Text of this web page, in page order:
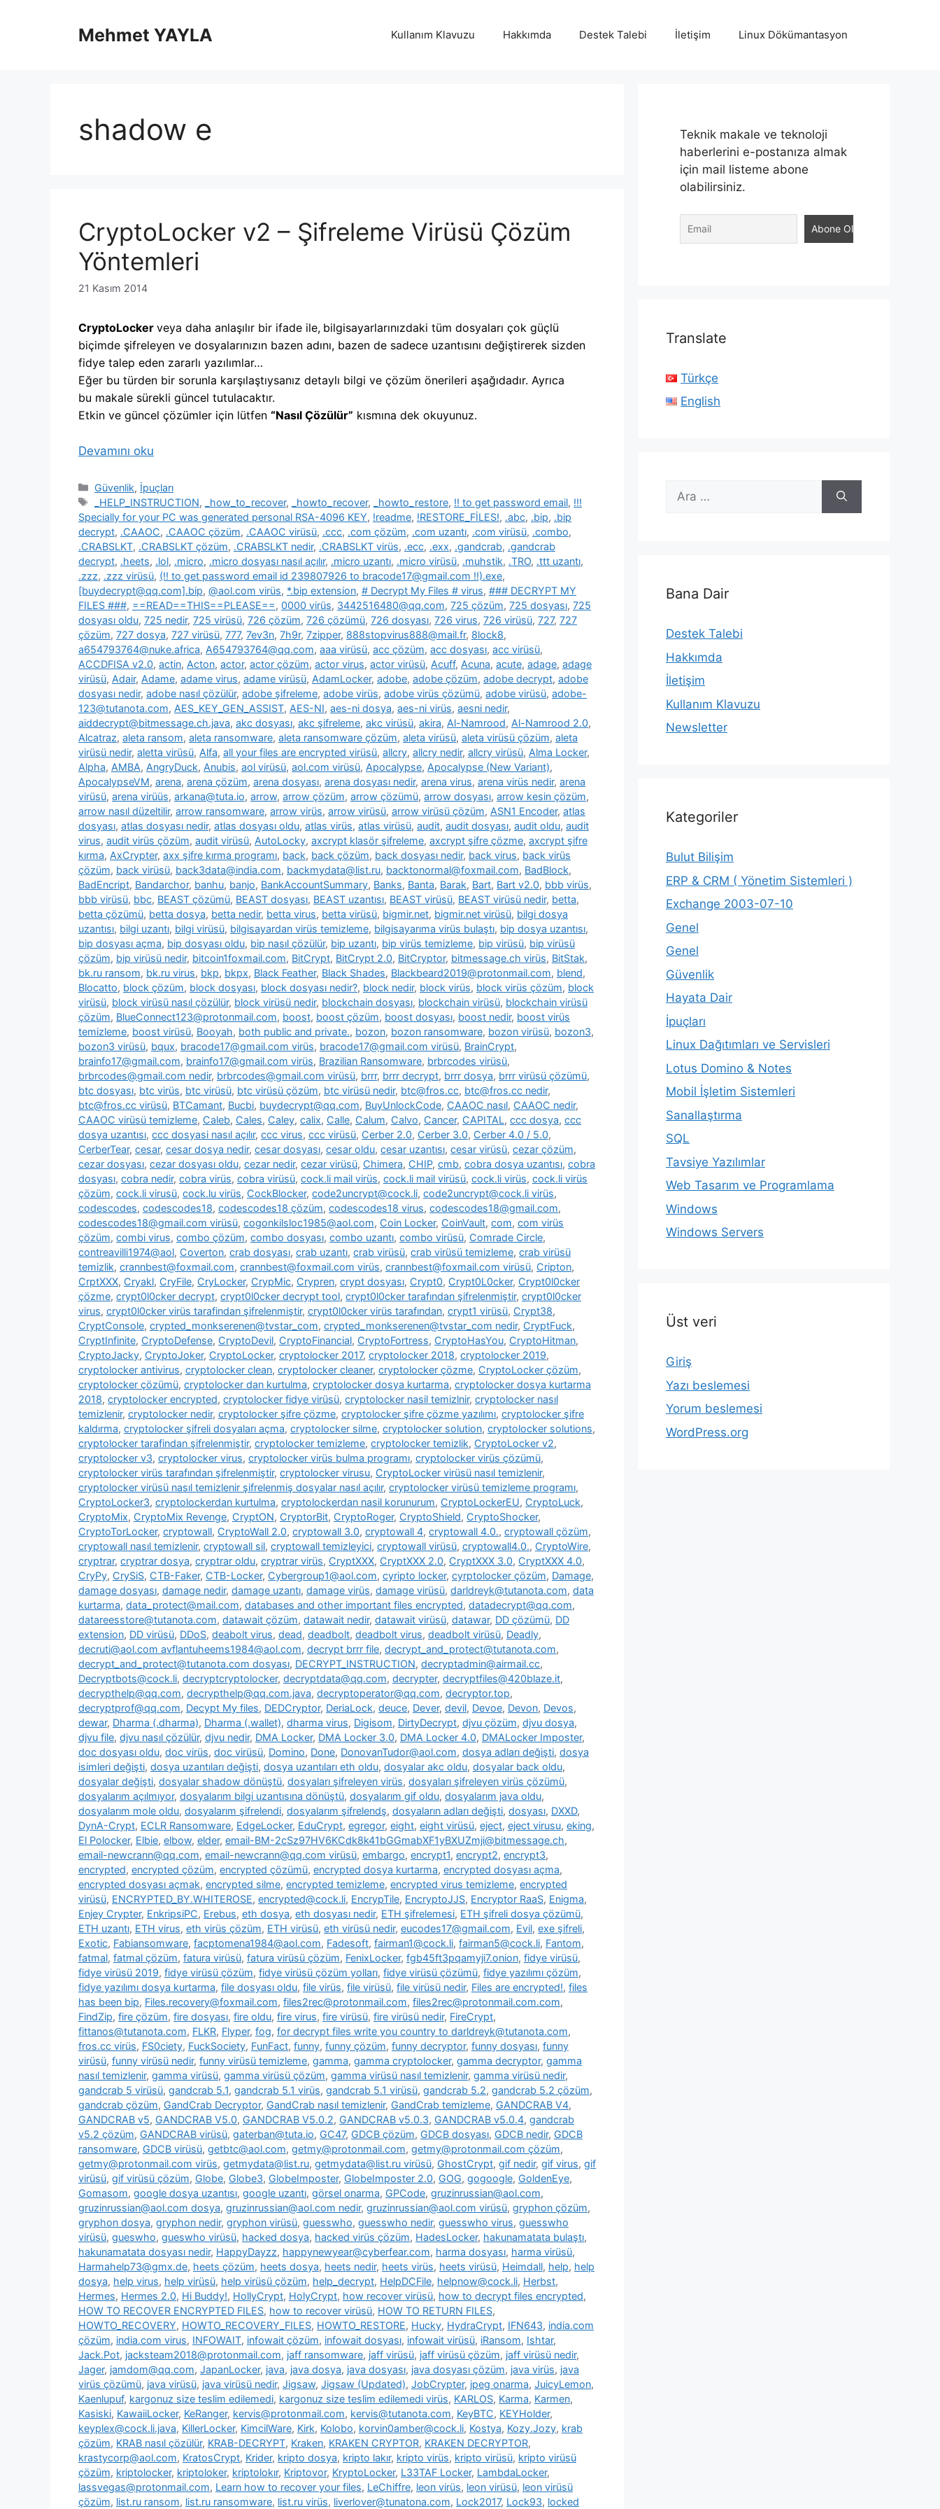
Mehmet YAYLA Kullanım Klavuzu Hakkımda Destek Talebi İletişim Linux Dökümantasyon
shadow e
CryptoLocker v2 – Şifreleme Virüsü Çözüm
Yöntemleri
21 Kasım 2014
CryptoLocker veya daha anlaşılır bir ifade ile, bilgisayarlarınızdaki tüm dosyaları çok güçlü
biçimde şifreleyen ve dosyalarınızın bazen adını, bazen de sadece uzantısını değiştirerek sizden
fidye talep eden zararlı yazılımlar…
Eğer bu türden bir sorunla karşılaştıysanız detaylı bilgi ve çözüm önerileri aşağıdadır. Ayrıca
bu makale sürekli güncel tutulacaktır.
Etkin ve güncel çözümler için lütfen “Nasıl Çözülür” kısmına dek okuyunuz.
Devamını oku
Kategoriler
Güvenlik, İpuçları
Etiketler
_HELP_INSTRUCTION, _how_to_recover, _howto_recover, _howto_restore, !! to get password email, !!!
Specially for your PC was generated personal RSA-4096 KEY, !readme, !RESTORE_FİLES!, .abc, .bip, .bip
decrypt, .CAAOC, .CAAOC çözüm, .CAAOC virüsü, .ccc, .com çözüm, .com uzantı, .com virüsü, .combo,
.CRABSLKT, .CRABSLKT çözüm, .CRABSLKT nedir, .CRABSLKT virüs, .ecc, .exx, .gandcrab, .gandcrab
decrypt, .heets, .lol, .micro, .micro dosyası nasıl açılır, .micro uzantı, .micro virüsü, .muhstik, .TRO, .ttt uzantı,
.zzz, .zzz virüsü, (!! to get password email id 239807926 to bracode17@gmail.com !!).exe,
[buydecrypt@qq.com].bip, @aol.com virüs, *.bip extension, # Decrypt My Files # virus, ### DECRYPT MY
FILES ###, ==READ==THIS==PLEASE==, 0000 virüs, 3442516480@qq.com, 725 çözüm, 725 dosyası, 725
dosyası oldu, 725 nedir, 725 virüsü, 726 çözüm, 726 çözümü, 726 dosyası, 726 virus, 726 virüsü, 727, 727
çözüm, 727 dosya, 727 virüsü, 777, 7ev3n, 7h9r, 7zipper, 888stopvirus888@mail.fr, 8lock8,
a654793764@nuke.africa, A654793764@qq.com, aaa virüsü, acc çözüm, acc dosyası, acc virüsü,
ACCDFISA v2.0, actin, Acton, actor, actor çözüm, actor virus, actor virüsü, Acuff, Acuna, acute, adage, adage
virüsü, Adair, Adame, adame virus, adame virüsü, AdamLocker, adobe, adobe çözüm, adobe decrypt, adobe
dosyası nedir, adobe nasıl çözülür, adobe şifreleme, adobe virüs, adobe virüs çözümü, adobe virüsü, adobe-
123@tutanota.com, AES_KEY_GEN_ASSIST, AES-NI, aes-ni dosya, aes-ni virüs, aesni nedir,
aiddecrypt@bitmessage.ch.java, akc dosyası, akc şifreleme, akc virüsü, akira, Al-Namrood, Al-Namrood 2.0,
Alcatraz, aleta ransom, aleta ransomware, aleta ransomware çözüm, aleta virüsü, aleta virüsü çözüm, aleta
virüsü nedir, aletta virüsü, Alfa, all your files are encrypted virüsü, allcry, allcry nedir, allcry virüsü, Alma Locker,
Alpha, AMBA, AngryDuck, Anubis, aol virüsü, aol.com virüsü, Apocalypse, Apocalypse (New Variant),
ApocalypseVM, arena, arena çözüm, arena dosyası, arena dosyası nedir, arena virus, arena virüs nedir, arena
virüsü, arena virüüs, arkana@tuta.io, arrow, arrow çözüm, arrow çözümü, arrow dosyası, arrow kesin çözüm,
arrow nasıl düzeltilir, arrow ransomware, arrow virüs, arrow virüsü, arrow virüsü çözüm, ASN1 Encoder, atlas
dosyası, atlas dosyası nedir, atlas dosyası oldu, atlas virüs, atlas virüsü, audit, audit dosyası, audit oldu, audit
virus, audit virüs çözüm, audit virüsü, AutoLocky, axcrypt klasör şifreleme, axcrypt şifre çözme, axcrypt şifre
kırma, AxCrypter, axx şifre kırma programı, back, back çözüm, back dosyası nedir, back virus, back virüs
çözüm, back virüsü, back3data@india.com, backmydata@list.ru, backtonormal@foxmail.com, BadBlock,
BadEncript, Bandarchor, banhu, banjo, BankAccountSummary, Banks, Banta, Barak, Bart, Bart v2.0, bbb virüs,
bbb virüsü, bbc, BEAST çözümü, BEAST dosyası, BEAST uzantısı, BEAST virüsü, BEAST virüsü nedir, betta,
betta çözümü, betta dosya, betta nedir, betta virus, betta virüsü, bigmir.net, bigmir.net virüsü, bilgi dosya
uzantısı, bilgi uzantı, bilgi virüsü, bilgisayardan virüs temizleme, bilgisayarıma virüs bulaştı, bip dosya uzantısı,
bip dosyası açma, bip dosyası oldu, bip nasıl çözülür, bip uzantı, bip virüs temizleme, bip virüsü, bip virüsü
çözüm, bip virüsü nedir, bitcoin1foxmail.com, BitCrypt, BitCrypt 2.0, BitCryptor, bitmessage.ch virüs, BitStak,
bk.ru ransom, bk.ru virus, bkp, bkpx, Black Feather, Black Shades, Blackbeard2019@protonmail.com, blend,
Blocatto, block çözüm, block dosyası, block dosyası nedir?, block nedir, block virüs, block virüs çözüm, block
virüsü, block virüsü nasıl çözülür, block virüsü nedir, blockchain dosyası, blockchain virüsü, blockchain virüsü
çözüm, BlueConnect123@protonmail.com, boost, boost çözüm, boost dosyası, boost nedir, boost virüs
temizleme, boost virüsü, Booyah, both public and private., bozon, bozon ransomware, bozon virüsü, bozon3,
bozon3 virüsü, bqux, bracode17@gmail.com virüs, bracode17@gmail.com virüsü, BrainCrypt,
brainfo17@gmail.com, brainfo17@gmail.com virüs, Brazilian Ransomware, brbrcodes virüsü,
brbrcodes@gmail.com nedir, brbrcodes@gmail.com virüsü, brrr, brrr decrypt, brrr dosya, brrr virüsü çözümü,
btc dosyası, btc virüs, btc virüsü, btc virüsü çözüm, btc virüsü nedir, btc@fros.cc, btc@fros.cc nedir,
btc@fros.cc virüsü, BTCamant, Bucbi, buydecrypt@qq.com, BuyUnlockCode, CAAOC nasıl, CAAOC nedir,
CAAOC virüsü temizleme, Caleb, Cales, Caley, calix, Calle, Calum, Calvo, Cancer, CAPITAL, ccc dosya, ccc
dosya uzantısı, ccc dosyasi nasıl açılır, ccc virus, ccc virüsü, Cerber 2.0, Cerber 3.0, Cerber 4.0 / 5.0,
CerberTear, cesar, cesar dosya nedir, cesar dosyası, cesar oldu, cesar uzantısı, cesar virüsü, cezar çözüm,
cezar dosyası, cezar dosyası oldu, cezar nedir, cezar virüsü, Chimera, CHIP, cmb, cobra dosya uzantısı, cobra
dosyası, cobra nedir, cobra virüs, cobra virüsü, cock.li mail virüs, cock.li mail virüsü, cock.li virüs, cock.li virüs
çözüm, cock.li virusü, cock.lu virüs, CockBlocker, code2uncrypt@cock.li, code2uncrypt@cock.li virüs,
codescodes, codescodes18, codescodes18 çözüm, codescodes18 virus, codescodes18@gmail.com,
codescodes18@gmail.com virüsü, cogonkilsloc1985@aol.com, Coin Locker, CoinVault, com, com virüs
çözüm, combi virus, combo çözüm, combo dosyası, combo uzantı, combo virüsü, Comrade Circle,
contreavilli1974@aol, Coverton, crab dosyası, crab uzantı, crab virüsü, crab virüsü temizleme, crab virüsü
temizlik, crannbest@foxmail.com, crannbest@foxmail.com virüs, crannbest@foxmail.com virüsü, Cripton,
CrptXXX, Cryakl, CryFile, CryLocker, CrypMic, Crypren, crypt dosyası, Crypt0, Crypt0L0cker, Crypt0l0cker
çözme, crypt0l0cker decrypt, crypt0l0cker decrypt tool, crypt0l0cker tarafından şifrelenmiştir, crypt0l0cker
virus, crypt0l0cker virüs tarafindan şifrelenmiştir, crypt0l0cker virüs tarafından, crypt1 virüsü, Crypt38,
CryptConsole, crypted_monkserenen@tvstar_com, crypted_monkserenen@tvstar_com nedir, CryptFuck,
CryptInfinite, CryptoDefense, CryptoDevil, CryptoFinancial, CryptoFortress, CryptoHasYou, CryptoHitman,
CryptoJacky, CryptoJoker, CryptoLocker, cryptolocker 2017, cryptolocker 2018, cryptolocker 2019,
cryptolocker antivirus, cryptolocker clean, cryptolocker cleaner, cryptolocker çözme, CryptoLocker çözüm,
cryptolocker çözümü, cryptolocker dan kurtulma, cryptolocker dosya kurtarma, cryptolocker dosya kurtarma
2018, cryptolocker encrypted, cryptolocker fidye virüsü, cryptolocker nasil temizlnir, cryptolocker nasıl
temizlenir, cryptolocker nedir, cryptolocker şifre çözme, cryptolocker şifre çözme yazılımı, cryptolocker şifre
kaldırma, cryptolocker şifreli dosyaları açma, cryptolocker silme, cryptolocker solution, cryptolocker solutions,
cryptolocker tarafindan şifrelenmiştir, cryptolocker temizleme, cryptolocker temizlik, CryptoLocker v2,
cryptolocker v3, cryptolocker virus, cryptolocker virüs bulma programı, cryptolocker virüs çözümü,
cryptolocker virüs tarafından şifrelenmiştir, cryptolocker virusu, CryptoLocker virüsü nasıl temizlenir,
cryptolocker virüsü nasıl temizlenir şifrelenmiş dosyalar nasıl açılır, cryptolocker virüsü temizleme programı,
CryptoLocker3, cryptolockerdan kurtulma, cryptolockerdan nasil korunurum, CryptoLockerEU, CryptoLuck,
CryptoMix, CryptoMix Revenge, CryptON, CryptorBit, CryptoRoger, CryptoShield, CryptoShocker,
CryptoTorLocker, cryptowall, CryptoWall 2.0, cryptowall 3.0, cryptowall 4, cryptowall 4.0., cryptowall çözüm,
cryptowall nasıl temizlenir, cryptowall sil, cryptowall temizleyici, cryptowall virüsü, cryptowall4.0., CryptoWire,
cryptrar, cryptrar dosya, cryptrar oldu, cryptrar virüs, CryptXXX, CryptXXX 2.0, CryptXXX 3.0, CryptXXX 4.0,
CryPy, CrySiS, CTB-Faker, CTB-Locker, Cybergroup1@aol.com, cyripto locker, cyrptolocker çözüm, Damage,
damage dosyası, damage nedir, damage uzantı, damage virüs, damage virüsü, darldreyk@tutanota.com, data
kurtarma, data_protect@mail.com, databases and other important files encrypted, datadecrypt@qq.com,
datareesstore@tutanota.com, datawait çözüm, datawait nedir, datawait virüsü, datawar, DD çözümü, DD
extension, DD virüsü, DDoS, deabolt virus, dead, deadbolt, deadbolt virus, deadbolt virüsü, Deadly,
decruti@aol.com avflantuheems1984@aol.com, decrypt brrr file, decrypt_and_protect@tutanota.com,
decrypt_and_protect@tutanota.com dosyası, DECRYPT_INSTRUCTION, decryptadmin@airmail.cc,
Decryptbots@cock.li, decryptcryptolocker, decryptdata@qq.com, decrypter, decryptfiles@420blaze.it,
decrypthelp@qq.com, decrypthelp@qq.com.java, decryptoperator@qq.com, decryptor.top,
decryptprof@qq.com, Decypt My files, DEDCryptor, DeriaLock, deuce, Dever, devil, Devoe, Devon, Devos,
dewar, Dharma (.dharma), Dharma (.wallet), dharma virus, Digisom, DirtyDecrypt, djvu çözüm, djvu dosya,
djvu file, djvu nasıl çözülür, djvu nedir, DMA Locker, DMA Locker 3.0, DMA Locker 4.0, DMALocker Imposter,
doc dosyası oldu, doc virüs, doc virüsü, Domino, Done, DonovanTudor@aol.com, dosya adları değişti, dosya
isimleri değişti, dosya uzantıları değişti, dosya uzantıları eth oldu, dosyalar akc oldu, dosyalar back oldu,
dosyalar değişti, dosyalar shadow dönüştü, dosyaları şifreleyen virüs, dosyaları şifreleyen virüs çözümü,
dosyalarım açılmıyor, dosyalarım bilgi uzantısına dönüştü, dosyalarım gif oldu, dosyalarım java oldu,
dosyalarım mole oldu, dosyalarım şifrelendi, dosyalarım şifrelendş, dosyaların adları değişti, dosyası, DXXD,
DynA-Crypt, ECLR Ransomware, EdgeLocker, EduCrypt, egregor, eight, eight virüsü, eject, eject virusu, eking,
El Polocker, Elbie, elbow, elder, email-BM-2cSz97HV6KCdk8k41bGGmabXF1yBXUZmji@bitmessage.ch,
email-newcrann@qq.com, email-newcrann@qq.com virüsü, embargo, encrypt1, encrypt2, encrypt3,
encrypted, encrypted çözüm, encrypted çözümü, encrypted dosya kurtarma, encrypted dosyası açma,
encrypted dosyası açmak, encrypted silme, encrypted temizleme, encrypted virus temizleme, encrypted
virüsü, ENCRYPTED_BY.WHITEROSE, encrypted@cock.li, EncrypTile, EncryptoJJS, Encryptor RaaS, Enigma,
Enjey Crypter, EnkripsiPC, Erebus, eth dosya, eth dosyası nedir, ETH şifrelemesi, ETH şifreli dosya çözümü,
ETH uzantı, ETH virus, eth virüs çözüm, ETH virüsü, eth virüsü nedir, eucodes17@gmail.com, Evil, exe şifreli,
Exotic, Fabiansomware, facptomena1984@aol.com, Fadesoft, fairman1@cock.li, fairman5@cock.li, Fantom,
fatmal, fatmal çözüm, fatura virüsü, fatura virüsü çözüm, FenixLocker, fgb45ft3pqamyji7.onion, fidye virüsü,
fidye virüsü 2019, fidye virüsü çözüm, fidye virüsü çözüm yolları, fidye virüsü çözümü, fidye yazılımı çözüm,
fidye yazılımı dosya kurtarma, file dosyası oldu, file virüs, file virüsü, file virüsü nedir, Files are encrypted!, files
has been bip, Files.recovery@foxmail.com, files2rec@protonmail.com, files2rec@protonmail.com.com,
FindZip, fire çözüm, fire dosyası, fire oldu, fire virus, fire virüsü, fire virüsü nedir, FireCrypt,
fittanos@tutanota.com, FLKR, Flyper, fog, for decrypt files write you country to darldreyk@tutanota.com,
fros.cc virüs, FS0ciety, FuckSociety, FunFact, funny, funny çözüm, funny decryptor, funny dosyası, funny
virüsü, funny virüsü nedir, funny virüsü temizleme, gamma, gamma cryptolocker, gamma decryptor, gamma
nasıl temizlenir, gamma virüsü, gamma virüsü çözüm, gamma virüsü nasıl temizlenir, gamma virüsü nedir,
gandcrab 5 virüsü, gandcrab 5.1, gandcrab 5.1 virüs, gandcrab 5.1 virüsü, gandcrab 5.2, gandcrab 5.2 çözüm,
gandcrab çözüm, GandCrab Decryptor, GandCrab nasıl temizlenir, GandCrab temizleme, GANDCRAB V4,
GANDCRAB v5, GANDCRAB V5.0, GANDCRAB V5.0.2, GANDCRAB v5.0.3, GANDCRAB v5.0.4, gandcrab
v5.2 çözüm, GANDCRAB virüsü, gaterban@tuta.io, GC47, GDCB çözüm, GDCB dosyası, GDCB nedir, GDCB
ransomware, GDCB virüsü, getbtc@aol.com, getmy@protonmail.com, getmy@protonmail.com çözüm,
getmy@protonmail.com virüs, getmydata@list.ru, getmydata@list.ru virüsü, GhostCrypt, gif nedir, gif virus, gif
virüsü, gif virüsü çözüm, Globe, Globe3, GlobeImposter, GlobeImposter 2.0, GOG, gogoogle, GoldenEye,
Gomasom, google dosya uzantısı, google uzantı, görsel onarma, GPCode, gruzinrussian@aol.com,
gruzinrussian@aol.com dosya, gruzinrussian@aol.com nedir, gruzinrussian@aol.com virüsü, gryphon çözüm,
gryphon dosya, gryphon nedir, gryphon virüsü, guesswho, guesswho nedir, guesswho virus, guesswho
virüsü, gueswho, gueswho virüsü, hacked dosya, hacked virüs çözüm, HadesLocker, hakunamatata bulaştı,
hakunamatata dosyası nedir, HappyDayzz, happynewyear@cyberfear.com, harma dosyası, harma virüsü,
Harmahelp73@gmx.de, heets çözüm, heets dosya, heets nedir, heets virüs, heets virüsü, Heimdall, help, help
dosya, help virus, help virüsü, help virüsü çözüm, help_decrypt, HelpDCFile, helpnow@cock.li, Herbst,
Hermes, Hermes 2.0, Hi Buddy!, HollyCrypt, HolyCrypt, how recover virüsü, how to decrypt files encrypted,
HOW TO RECOVER ENCRYPTED FILES, how to recover virüsü, HOW TO RETURN FILES,
HOWTO_RECOVERY, HOWTO_RECOVERY_FILES, HOWTO_RESTORE, Hucky, HydraCrypt, IFN643, india.com
çözüm, india.com virus, INFOWAIT, infowait çözüm, infowait dosyası, infowait virüsü, iRansom, Ishtar,
Jack.Pot, jacksteam2018@protonmail.com, jaff ransomware, jaff virüsü, jaff virüsü çözüm, jaff virüsü nedir,
Jager, jamdom@qq.com, JapanLocker, java, java dosya, java dosyası, java dosyası çözüm, java virüs, java
virüs çözümü, java virüsü, java virüsü nedir, Jigsaw, Jigsaw (Updated), JobCrypter, jpeg onarma, JuicyLemon,
Kaenlupuf, kargonuz size teslim edilemedi, kargonuz size teslim edilemedi virüs, KARLOS, Karma, Karmen,
Kasiski, KawaiiLocker, KeRanger, kervis@protonmail.com, kervis@tutanota.com, KeyBTC, KEYHolder,
keyplex@cock.li.java, KillerLocker, KimcilWare, Kirk, Kolobo, korvin0amber@cock.li, Kostya, Kozy.Jozy, krab
çözüm, KRAB nasıl çözülür, KRAB-DECRYPT, Kraken, KRAKEN CRYPTOR, KRAKEN DECRYPTOR,
krastycorp@aol.com, KratosCrypt, Krider, kripto dosya, kripto lakır, kripto virüs, kripto virüsü, kripto virüsü
çözüm, kriptolocker, kriptoloker, kriptolokır, Kriptovor, KryptoLocker, L33TAF Locker, LambdaLocker,
lassvegas@protonmail.com, Learn how to recover your files, LeChiffre, leon virüs, leon virüsü, leon virüsü
çözüm, list.ru ransom, list.ru ransomware, list.ru virüs, liverlover@tunatona.com, Lock2017, Lock93, locked
Teknik makale ve teknoloji
haberlerini e-postanıza almak
için mail listeme abone
olabilirsiniz.
Translate
Türkçe
English
için
Bana Dair
Destek Talebi
Hakkımda
İletişim
Kullanım Klavuzu
Newsletter
Kategoriler
Bulut Bilişim
ERP & CRM ( Yönetim Sistemleri )
Exchange 2003-07-10
Genel
Genel
Güvenlik
Hayata Dair
İpuçları
Linux Dağıtımları ve Servisleri
Lotus Domino & Notes
Mobil İşletim Sistemleri
Sanallaştırma
SQL
Tavsiye Yazılımlar
Web Tasarım ve Programlama
Windows
Windows Servers
Üst veri
Giriş
Yazı beslemesi
Yorum beslemesi
WordPress.org